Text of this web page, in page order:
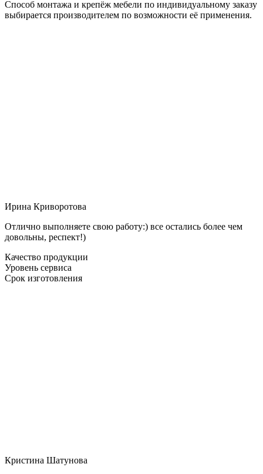
Способ монтажа и крепёж мебели по индивидуальному заказу
выбирается производителем по возможности её применения.
Ирина Криворотова
Отлично выполняете свою работу:) все остались более чем
довольны, респект!)
Качество продукции
Уровень сервиса
Срок изготовления
Кристина Шатунова